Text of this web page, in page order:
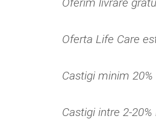
Oferim livrare
Oferta Life Care
Castigi minim
Castigi intre 2-